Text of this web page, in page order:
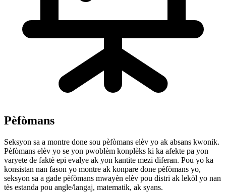
Pèfòmans
Seksyon sa a montre done sou pèfòmans elèv yo ak absans kwonik.
Pèfòmans elèv yo se yon pwoblèm konplèks ki ka afekte pa yon
varyete de faktè epi evalye ak yon kantite mezi diferan. Pou yo ka
konsistan nan fason yo montre ak konpare done pèfòmans yo,
seksyon sa a gade pèfòmans mwayèn elèv pou distri ak lekòl yo nan
tès estanda pou angle/langaj, matematik, ak syans.